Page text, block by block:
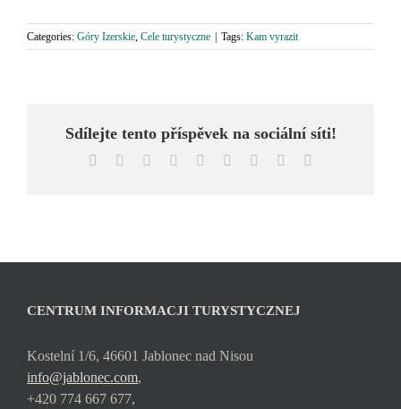
Categories: Góry Izerskie, Cele turystyczne Tags: Kam vyrazit
Sdílejte tento příspěvek na sociální síti!
Facebook Reddit LinkedInWhatsApp
TumblrPinterest
CENTRUM INFORMACJI TURYSTYCZNEJ
Kostelní 1/6, 46601 Jablonec nad Nisou
info@jablonec.com,
+420 774 667 677,